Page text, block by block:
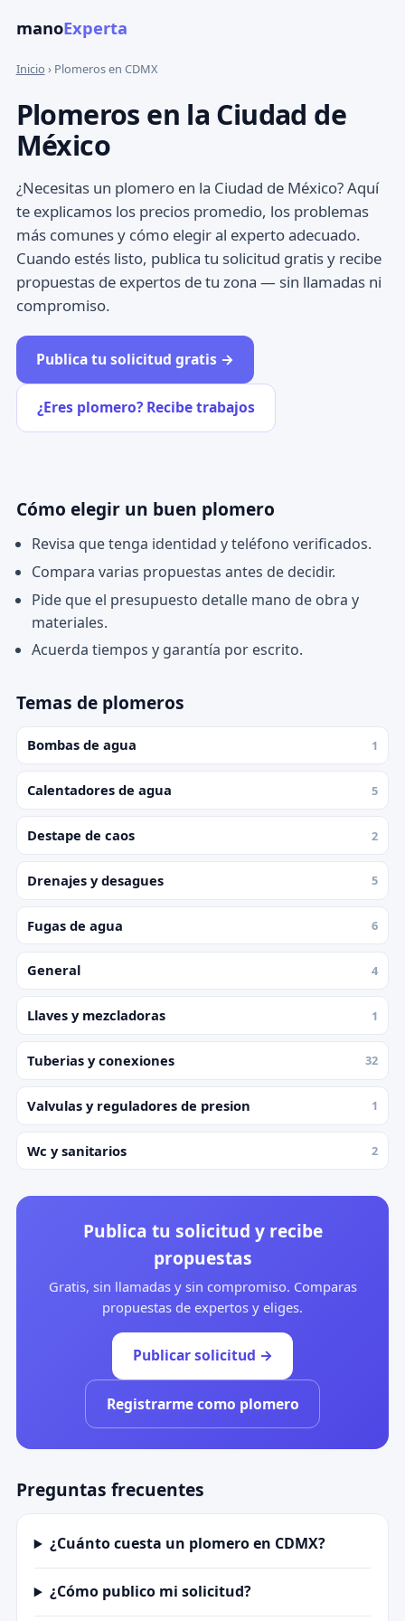
manoExperta
Inicio › Plomeros en CDMX
Plomeros en la Ciudad de
México
¿Necesitas un plomero en la Ciudad de México? Aquí
te explicamos los precios promedio, los problemas
más comunes y cómo elegir al experto adecuado.
Cuando estés listo, publica tu solicitud gratis y recibe
propuestas de expertos de tu zona — sin llamadas ni
compromiso.
Publica tu solicitud gratis →
¿Eres plomero? Recibe trabajos
Cómo elegir un buen plomero
Revisa que tenga identidad y teléfono verificados.
Compara varias propuestas antes de decidir.
Pide que el presupuesto detalle mano de obra y
materiales.
Acuerda tiempos y garantía por escrito.
Temas de plomeros
Bombas de agua 1
Calentadores de agua 5
Destape de caos 2
Drenajes y desagues 5
Fugas de agua 6
General 4
Llaves y mezcladoras 1
Tuberias y conexiones 32
Valvulas y reguladores de presion 1
Wc y sanitarios 2
Publica tu solicitud y recibe
propuestas
Gratis, sin llamadas y sin compromiso. Comparas
propuestas de expertos y eliges.
Publicar solicitud →
Registrarme como plomero
Preguntas frecuentes
¿Cuánto cuesta un plomero en CDMX?
¿Cómo publico mi solicitud?